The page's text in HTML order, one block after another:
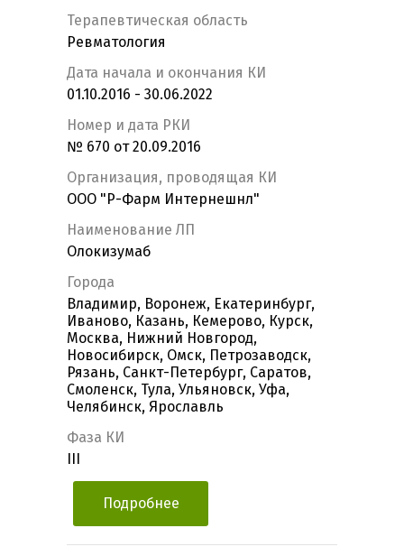
Терапевтическая область
Ревматология
Дата начала и окончания КИ
01.10.2016 - 30.06.2022
Номер и дата РКИ
№ 670 от 20.09.2016
Организация, проводящая КИ
ООО "Р-Фарм Интернешнл"
Наименование ЛП
Олокизумаб
Города
Владимир, Воронеж, Екатеринбург,
Иваново, Казань, Кемерово, Курск,
Москва, Нижний Новгород,
Новосибирск, Омск, Петрозаводск,
Рязань, Санкт-Петербург, Саратов,
Смоленск, Тула, Ульяновск, Уфа,
Челябинск, Ярославль
Фаза КИ
Подробнее